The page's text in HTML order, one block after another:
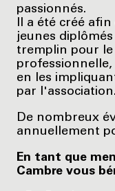
passionnés.
Il a été créé
jeunes
tremplin pour
en les
par l'association.
De nombreux
annuellement
En tant que
Cambre vous